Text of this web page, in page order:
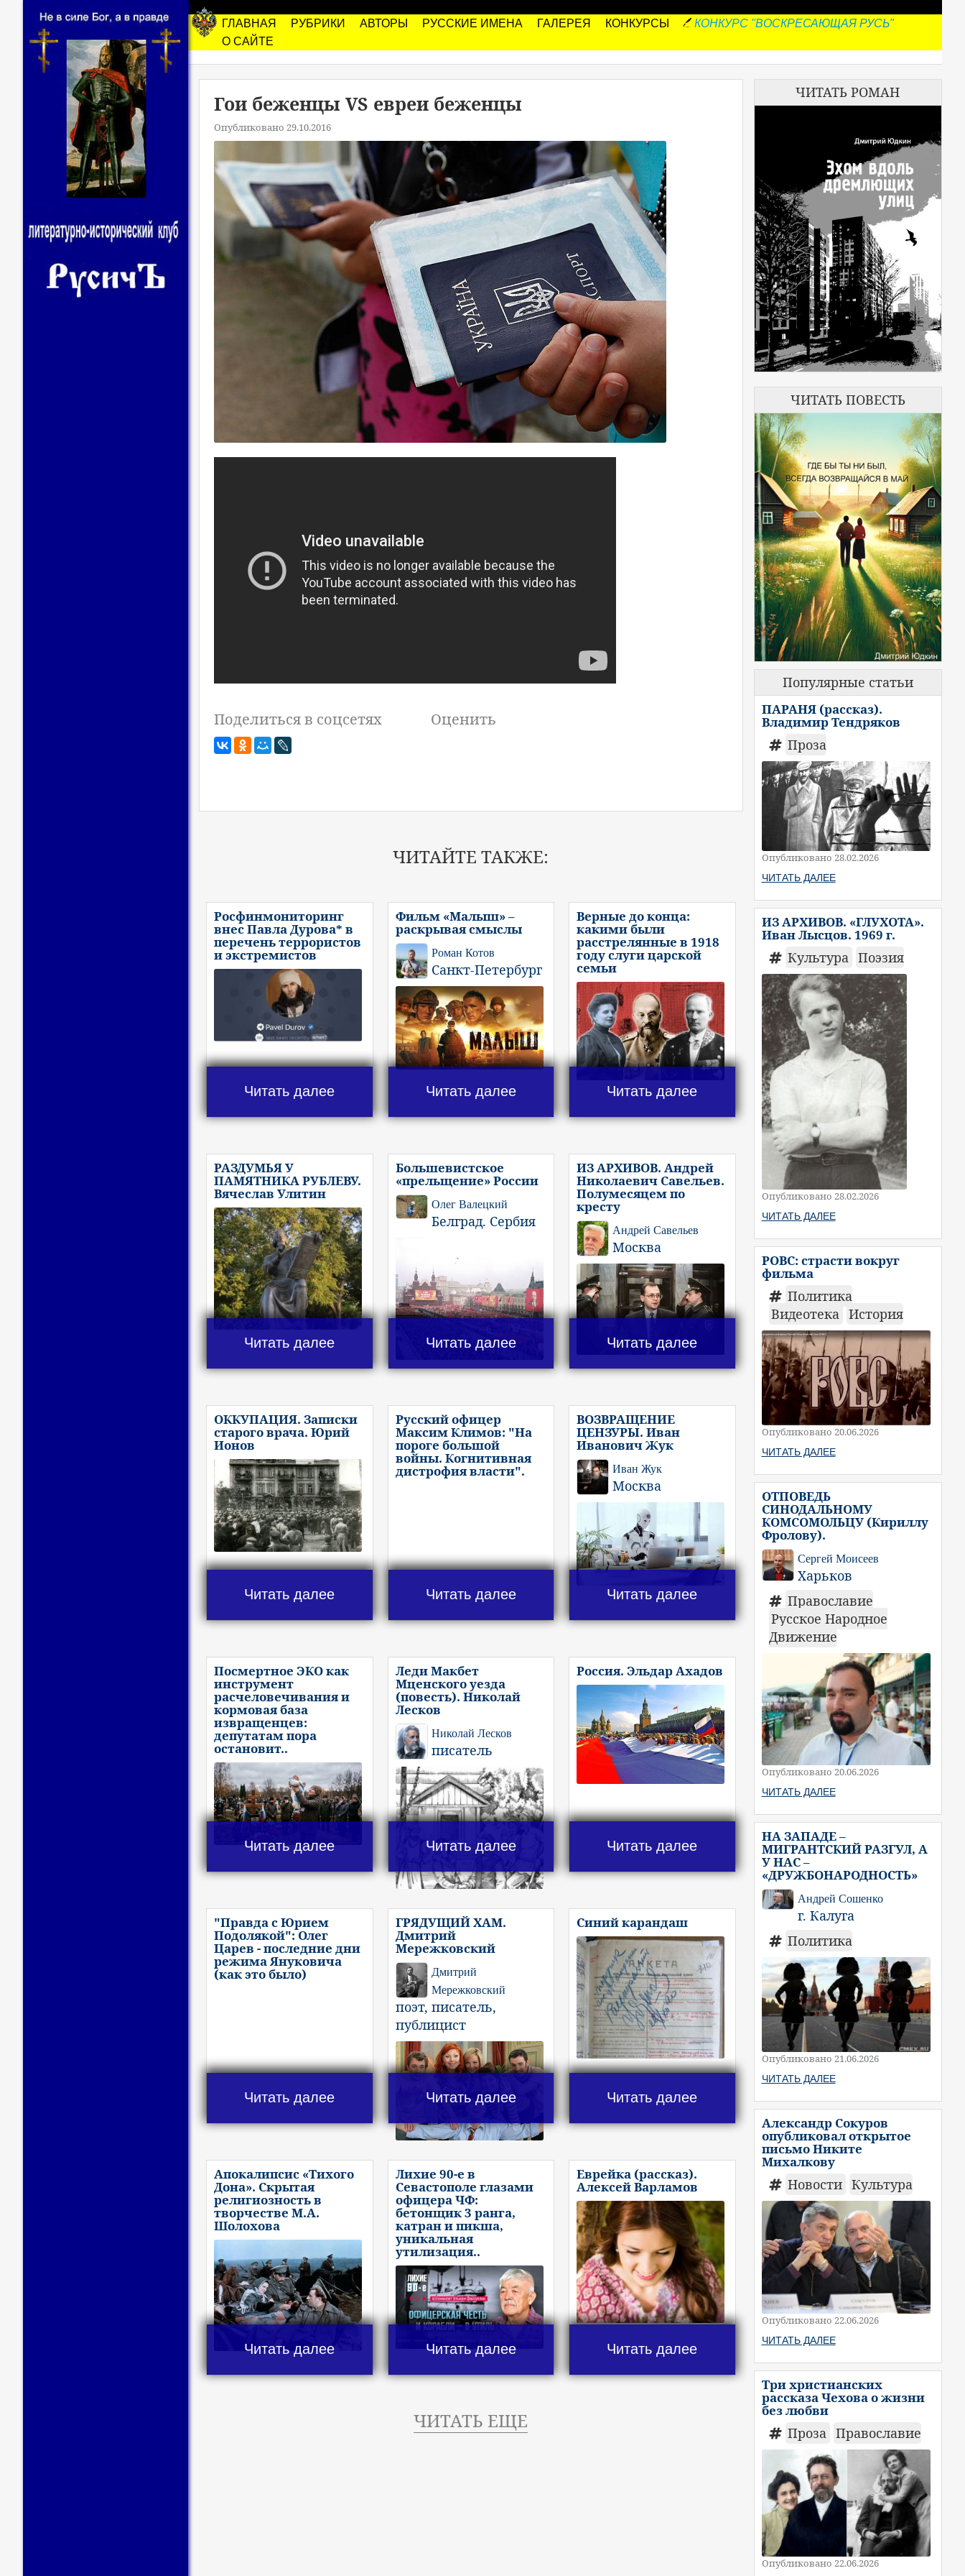
ГЛАВНАЯ РУБРИКИ АВТОРЫ РУССКИЕ ИМЕНА ГАЛЕРЕЯ КОНКУРСЫ
КОНКУРС "ВОСКРЕСАЮЩАЯ РУСЬ"
О САЙТЕ
Гои беженцы VS евреи беженцы
Опубликовано 29.10.2016
Поделиться в соцсетях Оценить
ЧИТАЙТЕ ТАКЖЕ:
Росфинмониторинг
внес Павла Дурова* в
перечень террористов
и экстремистов
Читать далее
Фильм «Малыш» –
раскрывая смыслы
Роман Котов
Санкт-Петербург
Читать далее
Верные до конца:
какими были
расстрелянные в 1918
году слуги царской
семьи
Читать далее
РАЗДУМЬЯ У
ПАМЯТНИКА РУБЛЕВУ.
Вячеслав Улитин
Читать далее
Большевистское
«прельщение» России
Олег Валецкий
Белград. Сербия
Читать далее
ИЗ АРХИВОВ. Андрей
Николаевич Савельев.
Полумесяцем по
кресту
Андрей Савельев
Москва
Читать далее
ОККУПАЦИЯ. Записки
старого врача. Юрий
Ионов
Читать далее
Русский офицер
Максим Климов: "На
пороге большой
войны. Когнитивная
дистрофия власти".
Читать далее
ВОЗВРАЩЕНИЕ
ЦЕНЗУРЫ. Иван
Иванович Жук
Иван Жук
Москва
Читать далее
Посмертное ЭКО как
инструмент
расчеловечивания и
кормовая база
извращенцев:
депутатам пора
остановит..
Читать далее
Леди Макбет
Мценского уезда
(повесть). Николай
Лесков
Николай Лесков
писатель
Читать далее
Россия. Эльдар Ахадов
Читать далее
"Правда с Юрием
Подолякой": Олег
Царев - последние дни
режима Януковича
(как это было)
Читать далее
ГРЯДУЩИЙ ХАМ.
Дмитрий
Мережковский
Дмитрий
Мережковский
поэт, писатель,
публицист
Читать далее
Синий карандаш
Читать далее
Апокалипсис «Тихого
Дона». Скрытая
религиозность в
творчестве М.А.
Шолохова
Читать далее
Лихие 90-е в
Севастополе глазами
офицера ЧФ:
бетонщик 3 ранга,
катран и пикша,
уникальная
утилизация..
Читать далее
Еврейка (рассказ).
Алексей Варламов
Читать далее
ЧИТАТЬ ЕЩЕ
ЧИТАТЬ РОМАН
ЧИТАТЬ ПОВЕСТЬ
Популярные статьи
ПАРАНЯ (рассказ).
Владимир Тендряков
Проза
Опубликовано 28.02.2026
ЧИТАТЬ ДАЛЕЕ
ИЗ АРХИВОВ. «ГЛУХОТА».
Иван Лысцов. 1969 г.
Культура Поэзия
Опубликовано 28.02.2026
ЧИТАТЬ ДАЛЕЕ
РОВС: страсти вокруг
фильма
Политика
Видеотека История
Опубликовано 20.06.2026
ЧИТАТЬ ДАЛЕЕ
ОТПОВЕДЬ
СИНОДАЛЬНОМУ
КОМСОМОЛЬЦУ (Кириллу
Фролову).
Сергей Моисеев
Харьков
Православие
Русское Народное
Движение
Опубликовано 20.06.2026
ЧИТАТЬ ДАЛЕЕ
НА ЗАПАДЕ –
МИГРАНТСКИЙ РАЗГУЛ, А
У НАС –
«ДРУЖБОНАРОДНОСТЬ»
Андрей Сошенко
г. Калуга
Политика
Опубликовано 21.06.2026
ЧИТАТЬ ДАЛЕЕ
Александр Сокуров
опубликовал открытое
письмо Никите
Михалкову
Новости Культура
Опубликовано 22.06.2026
ЧИТАТЬ ДАЛЕЕ
Три христианских
рассказа Чехова о жизни
без любви
Проза Православие
Опубликовано 22.06.2026